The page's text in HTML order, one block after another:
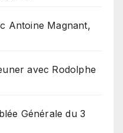
Antoine Magnant,
avec Rodolphe
Générale du 3